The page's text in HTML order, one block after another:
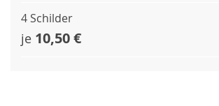
4 Schilder
je 10,50 €